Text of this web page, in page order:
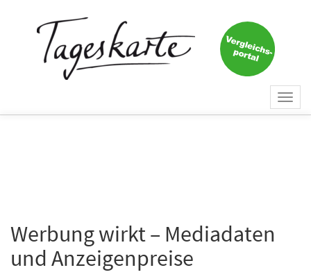
Werbung wirkt – Mediadaten
und Anzeigenpreise